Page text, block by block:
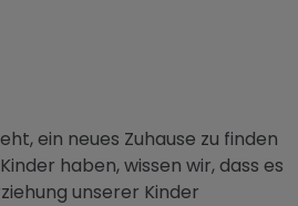
ein neues Zuhause zu finden
haben, wissen wir, dass es
unserer Kinder